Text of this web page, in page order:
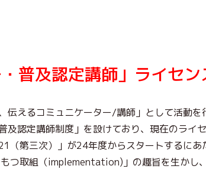
・普及認定講師」ライセ
伝えるコミュニケーター/講師」として活動を
及認定講師制度」を設けており、現在のライ
（第三次）」が24年度からスタートするに
つ取組（implementation)」の趣旨を生かし